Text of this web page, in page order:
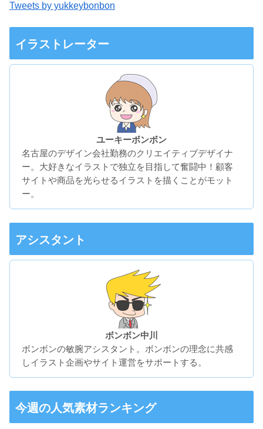
Tweets by yukkeybonbon
イラストレーター
ユーキーボンボン
名古屋のデザイン会社勤務のクリエイティブデザイナ
ー。大好きなイラストで独立を目指して奮闘中！顧客
サイトや商品を光らせるイラストを描くことがモット
ー。
アシスタント
ボンボン中川
ボンボンの敏腕アシスタント。ボンボンの理念に共感
しイラスト企画やサイト運営をサポートする。
今週の人気素材ランキング